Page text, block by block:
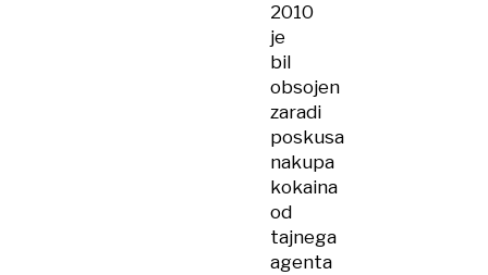
2010
je
bil
obsojen
zaradi
poskusa
nakupa
kokaina
od
tajnega
agenta